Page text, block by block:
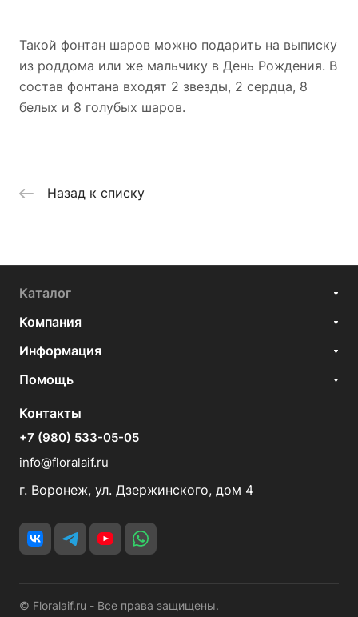
Такой фонтан шаров можно подарить на выписку
из роддома или же мальчику в День Рождения. В
состав фонтана входят 2 звезды, 2 сердца, 8
белых и 8 голубых шаров.
Назад к списку
Каталог
Компания
Информация
Помощь
Контакты
+7 (980) 533-05-05
info@floralaif.ru
г. Воронеж, ул. Дзержинского, дом 4
© Floralaif.ru - Все права защищены.